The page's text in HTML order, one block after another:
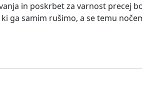
in poskrbet za varnost precej
ga samim rušimo, a se temu